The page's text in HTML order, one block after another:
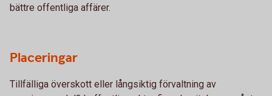
bättre offentliga affärer.
Placeringar
Tillfälliga överskott eller långsiktig förvaltning av